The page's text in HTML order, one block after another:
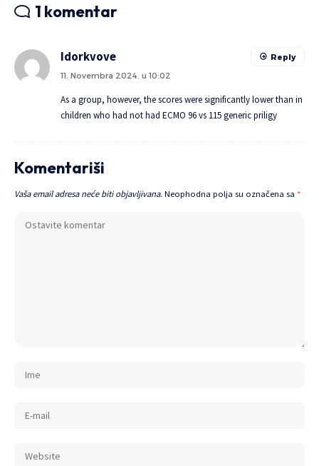
1 komentar
Idorkvove
11. Novembra 2024. u 10:02
As a group, however, the scores were significantly lower than in
children who had not had ECMO 96 vs 115generic priligy
Reply
Komentariši
Vaša email adresa neće biti objavljivana. Neophodna polja su označena sa *